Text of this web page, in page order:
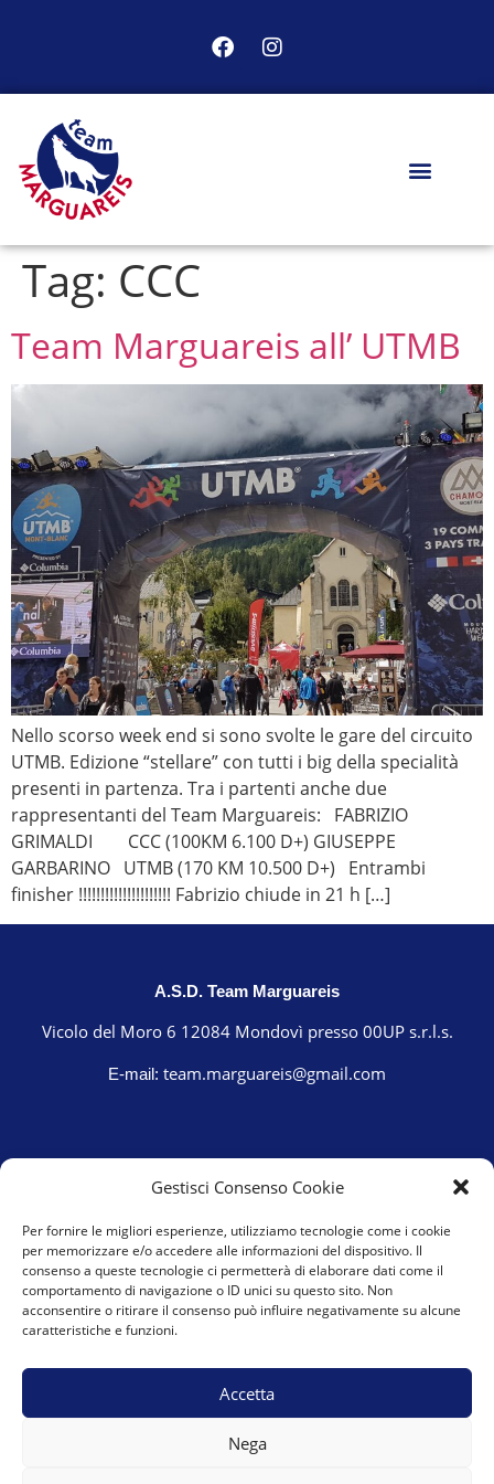
Gestisci Consenso Cookie
Per fornire le migliori esperienze, utilizziamo tecnologie come i cookie
per memorizzare e/o accedere alle informazioni del dispositivo. Il
consenso a queste tecnologie ci permetterà di elaborare dati come il
comportamento di navigazione o ID unici su questo sito. Non
acconsentire o ritirare il consenso può influire negativamente su alcune
caratteristiche e funzioni.
Accetta
Nega
Tag: CCC
Team Marguareis all’ UTMB
Nello scorso week end si sono svolte le gare del circuito
UTMB. Edizione “stellare” con tutti i big della specialità
presenti in partenza. Tra i partenti anche due
rappresentanti del Team Marguareis: FABRIZIO
GRIMALDI CCC (100KM 6.100 D+) GIUSEPPE
GARBARINO UTMB (170 KM 10.500 D+) Entrambi
finisher !!!!!!!!!!!!!!!!!!!!! Fabrizio chiude in 21 h […]
A.S.D. Team Marguareis
Vicolo del Moro 6 12084 Mondovì presso 00UP s.r.l.s.
E-mail: team.marguareis@gmail.com